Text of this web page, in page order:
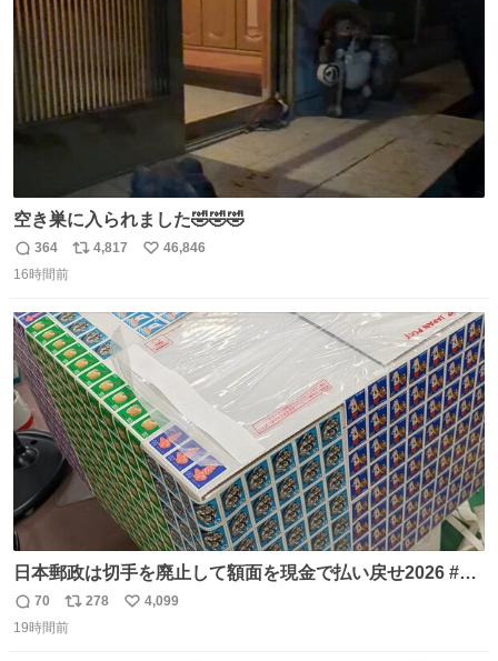
空き巣に入られました🤣🤣🤣
返
信
364
リ
ト
数
4,817
い
数
46,846
16時間前
日本郵政は切手を廃止して額面を現金で払い戻せ2026 #日
本郵政 @JapanPostHD_PR
返
信
70
リ
ポ
278
い
4,099
19時間前